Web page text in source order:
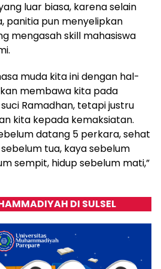
luar biasa, karena selain
panitia pun menyelipkan
mengasah skill mahasiswa
muda kita ini dengan hal-
membawa kita pada
Ramadhan, tetapi justru
kita kepada kemaksiatan.
datang 5 perkara, sehat
tua, kaya sebelum
sempit, hidup sebelum mati,”
DI SULSEL